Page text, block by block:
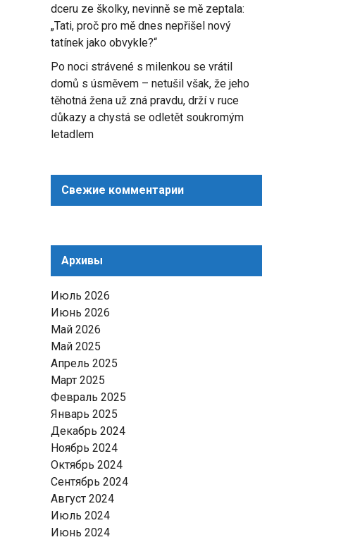
dceru ze školky, nevinně se mě zeptala:
„Tati, proč pro mě dnes nepřišel nový
tatínek jako obvykle?“
Po noci strávené s milenkou se vrátil
domů s úsměvem – netušil však, že jeho
těhotná žena už zná pravdu, drží v ruce
důkazy a chystá se odletět soukromým
letadlem
Свежие комментарии
Архивы
Июль 2026
Июнь 2026
Май 2026
Май 2025
Апрель 2025
Март 2025
Февраль 2025
Январь 2025
Декабрь 2024
Ноябрь 2024
Октябрь 2024
Сентябрь 2024
Август 2024
Июль 2024
Июнь 2024